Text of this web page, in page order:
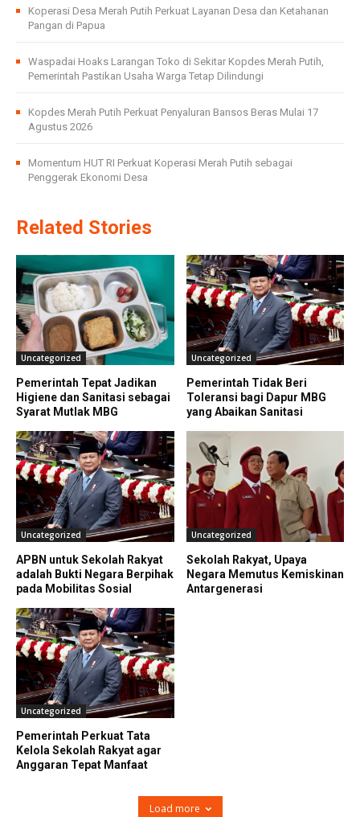
Koperasi Desa Merah Putih Perkuat Layanan Desa dan Ketahanan
Pangan di Papua
Waspadai Hoaks Larangan Toko di Sekitar Kopdes Merah Putih,
Pemerintah Pastikan Usaha Warga Tetap Dilindungi
Kopdes Merah Putih Perkuat Penyaluran Bansos Beras Mulai 17
Agustus 2026
Momentum HUT RI Perkuat Koperasi Merah Putih sebagai
Penggerak Ekonomi Desa
Related Stories
Uncategorized
Pemerintah Tepat Jadikan
Higiene dan Sanitasi sebagai
Syarat Mutlak MBG
Uncategorized
Pemerintah Tidak Beri
Toleransi bagi Dapur MBG
yang Abaikan Sanitasi
Uncategorized
APBN untuk Sekolah Rakyat
adalah Bukti Negara Berpihak
pada Mobilitas Sosial
Uncategorized
Sekolah Rakyat, Upaya
Negara Memutus Kemiskinan
Antargenerasi
Uncategorized
Pemerintah Perkuat Tata
Kelola Sekolah Rakyat agar
Anggaran Tepat Manfaat
Load more